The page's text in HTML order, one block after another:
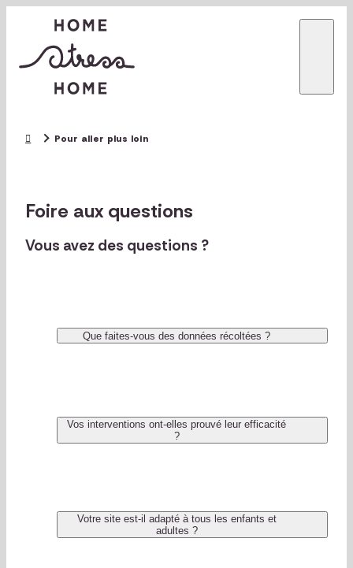
Pour aller plus loin
Foire aux questions
Vous avez des questions ?
Que faites-vous des données récoltées ?
Vos interventions ont-elles prouvé leur efficacité
?
Votre site est-il adapté à tous les enfants et
adultes ?